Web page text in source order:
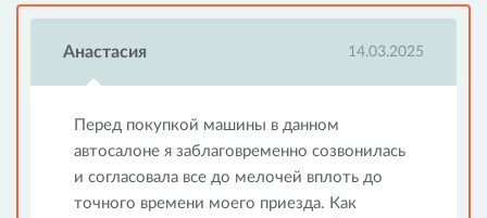
Анастасия 14.03.2025
Перед покупкой машины в данном
автосалоне я заблаговременно созвонилась
и согласовала все до мелочей вплоть до
точного времени моего приезда. Как